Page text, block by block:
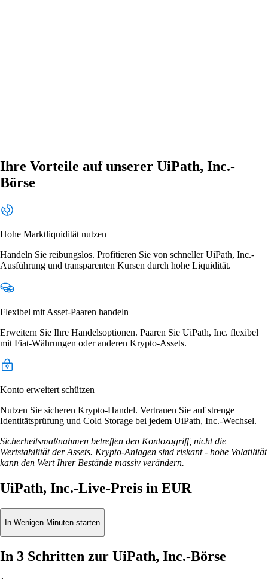
Ihre Vorteile auf unserer UiPath, Inc.-
Börse
Hohe Marktliquidität nutzen
Handeln Sie reibungslos. Profitieren Sie von schneller UiPath, Inc.-
Ausführung und transparenten Kursen durch hohe Liquidität.
Flexibel mit Asset-Paaren handeln
Erweitern Sie Ihre Handelsoptionen. Paaren Sie UiPath, Inc. flexibel
mit Fiat-Währungen oder anderen Krypto-Assets.
Konto erweitert schützen
Nutzen Sie sicheren Krypto-Handel. Vertrauen Sie auf strenge
Identitätsprüfung und Cold Storage bei jedem UiPath, Inc.-Wechsel.
Sicherheitsmaßnahmen betreffen den Kontozugriff, nicht die
Wertstabilität der Assets. Krypto-Anlagen sind riskant - hohe Volatilität
kann den Wert Ihrer Bestände massiv verändern.
UiPath, Inc.-Live-Preis in EUR
In Wenigen Minuten starten
In 3 Schritten zur UiPath, Inc.-Börse